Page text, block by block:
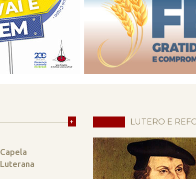
+
Capela
Luterana
LUTERO E